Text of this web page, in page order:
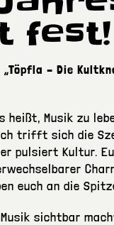
fest!
„Töpfla – Die
heißt, Musik zu
trifft sich die
pulsiert Kultur.
euch an die
sichtbar